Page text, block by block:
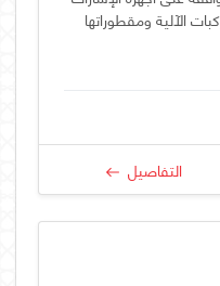
الآلية ومقطوراتها
التفاصيل